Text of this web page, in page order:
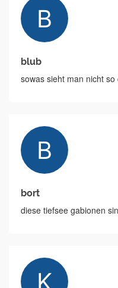
blub
sowas sieht man nicht so
bort
diese tiefsee gabionen